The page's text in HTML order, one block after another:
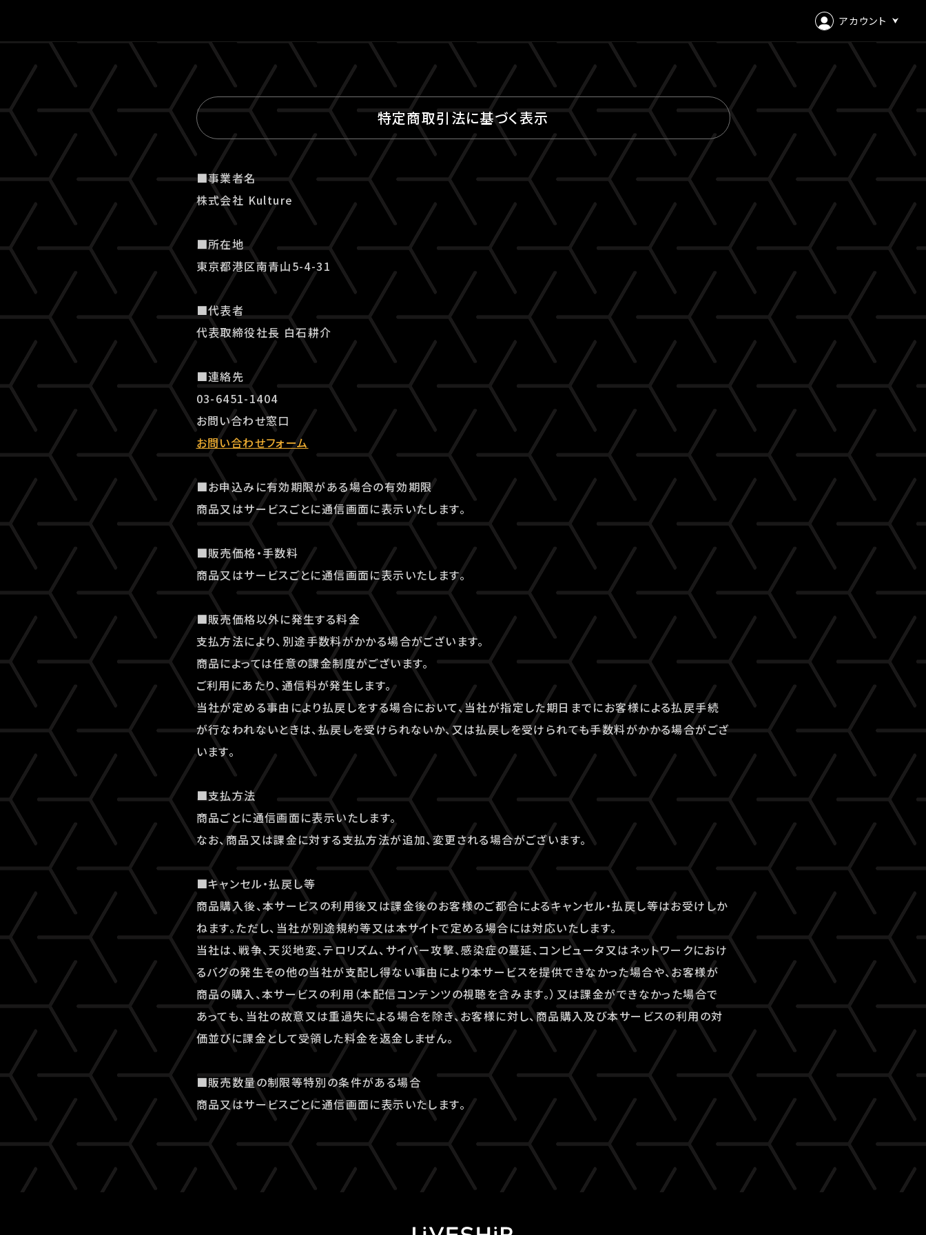
アカウント
ログイン
会員登録
特定商取引法に基づく表示
■事業者名
株式会社 Kulture
■所在地
東京都港区南青山5-4-31
■代表者
代表取締役社長 白石耕介
■連絡先
03-6451-1404
お問い合わせ窓口
お問い合わせフォーム
■お申込みに有効期限がある場合の有効期限
商品又はサービスごとに通信画面に表示いたします。
■販売価格・手数料
商品又はサービスごとに通信画面に表示いたします。
■販売価格以外に発生する料金
支払方法により、別途手数料がかかる場合がございます。
商品によっては任意の課金制度がございます。
ご利用にあたり、通信料が発生します。
当社が定める事由により払戻しをする場合において、当社が指定した期日までにお客様による払戻手続
が行なわれないときは、払戻しを受けられないか、又は払戻しを受けられても手数料がかかる場合がござ
います。
■支払方法
商品ごとに通信画面に表示いたします。
なお、商品又は課金に対する支払方法が追加、変更される場合がございます。
■キャンセル・払戻し等
商品購入後、本サービスの利用後又は課金後のお客様のご都合によるキャンセル・払戻し等はお受けしか
ねます。ただし、当社が別途規約等又は本サイトで定める場合には対応いたします。
当社は、戦争、天災地変、テロリズム、サイバー攻撃、感染症の蔓延、コンピュータ又はネットワークにおけ
るバグの発生その他の当社が支配し得ない事由により本サービスを提供できなかった場合や、お客様が
商品の購入、本サービスの利用（本配信コンテンツの視聴を含みます。）又は課金ができなかった場合で
あっても、当社の故意又は重過失による場合を除き、お客様に対し、商品購入及び本サービスの利用の対
価並びに課金として受領した料金を返金しません。
■販売数量の制限等特別の条件がある場合
商品又はサービスごとに通信画面に表示いたします。